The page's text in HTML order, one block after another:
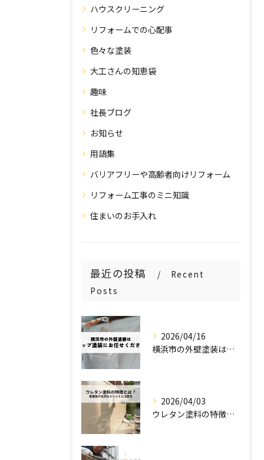
ハウスクリーニング
リフォームでの心配事
色々な塗装
大工さんの知恵袋
趣味
社長ブログ
お知らせ
用語集
バリアフリーや高齢者向けリフォーム
リフォーム工事のミニ知識
住まいのお手入れ
最近の投稿
Recent
Posts
2026/04/16
横浜市の外壁塗装はステップ塗装にお任せください！
2026/04/03
ウレタン塗料の特徴とは？密着性や光沢のメリットと注意点を解説！